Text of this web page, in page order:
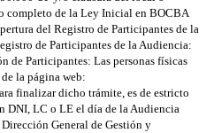
completo de la Ley Inicial en BOCBA
del Registro de Participantes de la
de Participantes de la Audiencia:
de Participantes: Las personas físicas
la página web:
finalizar dicho trámite, es de estricto
DNI, LC o LE el día de la Audiencia
General de Gestión y